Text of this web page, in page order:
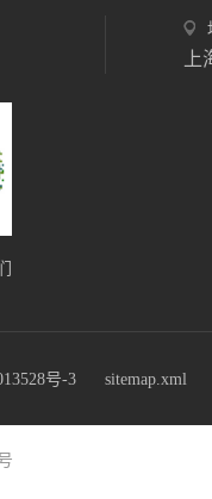
号-3 sitemap.xml